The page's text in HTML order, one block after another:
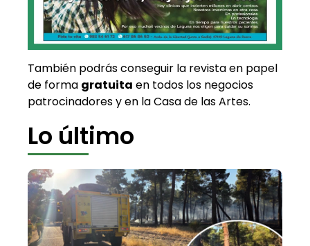
También podrás conseguir la revista en papel
de forma gratuita en todos los negocios
patrocinadores y en la Casa de las Artes.
Lo último